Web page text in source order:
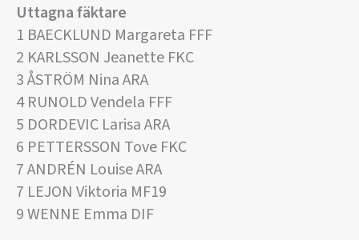
Uttagna fäktare
1 BAECKLUND Margareta FFF
2 KARLSSON Jeanette FKC
3 ÅSTRÖM Nina ARA
4 RUNOLD Vendela FFF
5 DORDEVIC Larisa ARA
6 PETTERSSON Tove FKC
7 ANDRÉN Louise ARA
7 LEJON Viktoria MF19
9 WENNE Emma DIF